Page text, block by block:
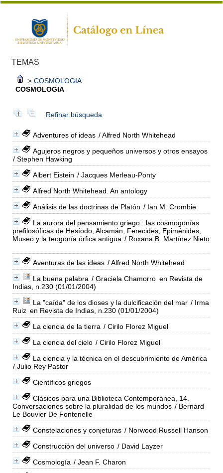
TEMAS
> COSMOLOGIA
COSMOLOGIA
Refinar búsqueda
Adventures of ideas / Alfred North Whitehead
Agujeros negros y pequeños universos y otros ensayos
/ Stephen Hawking
Albert Eistein / Jacques Merleau-Ponty
Alfred North Whitehead. An antology
Análisis de las doctrinas de Platón / Ian M. Crombie
La aurora del pensamiento griego : las cosmogonías
prefilosóficas de Hesíodo, Alcamán, Ferecides, Epiménides,
Museo y la teogonía órfica antigua / Roxana B. Martínez Nieto
Aventuras de las ideas / Alfred North Whitehead
La buena palabra / Graciela Chamorro en Revista de
Indias, n.230 (01/01/2004)
La "caída" de los dioses y la dulcificación del mar / Irma
Ruiz en Revista de Indias, n.230 (01/01/2004)
La ciencia de la tierra / Cirilo Florez Miguel
La ciencia del cielo / Cirilo Florez Miguel
La ciencia y la técnica en el descubrimiento de América
/ Julio Rey Pastor
Científicos griegos
Clásicos para una Biblioteca Contemporánea, 14.
Conversaciones sobre la pluralidad de los mundos / Bernard
Le Bouvier De Fontenelle
Constelaciones y conjeturas / Norwood Russell Hanson
Construcción del universo / David Layzer
Cosmología / Jean F. Charon